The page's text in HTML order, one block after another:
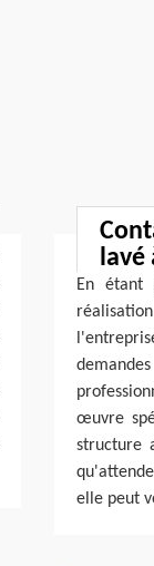
lavé
En étant
œuvre
structure
elle peut